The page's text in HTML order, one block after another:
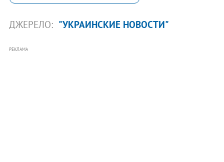
ДЖЕРЕЛО: "УКРАИНСКИЕ НОВОСТИ"
РЕКЛАМА